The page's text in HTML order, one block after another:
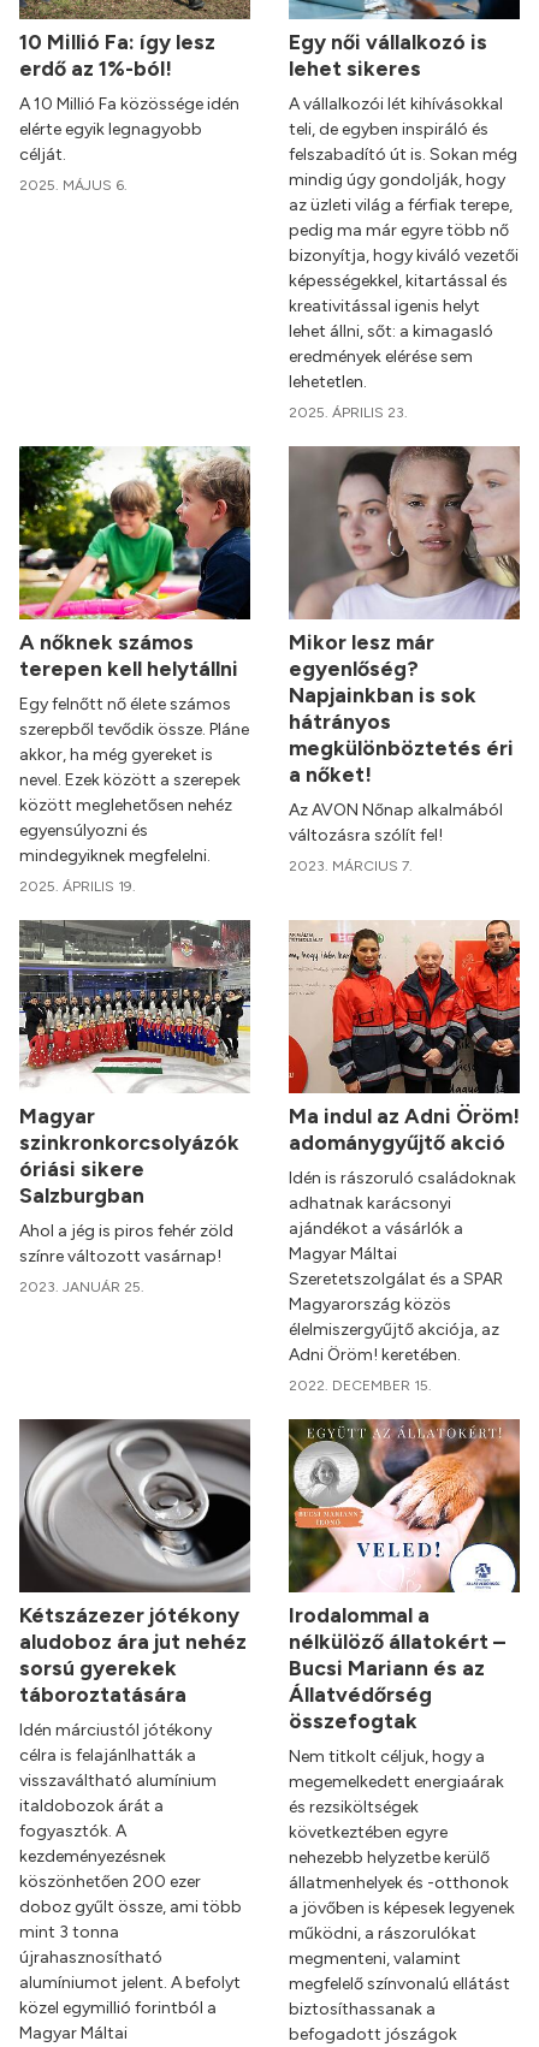
10 Millió Fa: így lesz
erdő az 1%-ból!
A 10 Millió Fa közössége idén
elérte egyik legnagyobb
célját.
2025. MÁJUS 6.
Egy női vállalkozó is
lehet sikeres
A vállalkozói lét kihívásokkal
teli, de egyben inspiráló és
felszabadító út is. Sokan még
mindig úgy gondolják, hogy
az üzleti világ a férfiak terepe,
pedig ma már egyre több nő
bizonyítja, hogy kiváló vezetői
képességekkel, kitartással és
kreativitással igenis helyt
lehet állni, sőt: a kimagasló
eredmények elérése sem
lehetetlen.
2025. ÁPRILIS 23.
A nőknek számos
terepen kell helytállni
Egy felnőtt nő élete számos
szerepből tevődik össze. Pláne
akkor, ha még gyereket is
nevel. Ezek között a szerepek
között meglehetősen nehéz
egyensúlyozni és
mindegyiknek megfelelni.
2025. ÁPRILIS 19.
Mikor lesz már
egyenlőség?
Napjainkban is sok
hátrányos
megkülönböztetés éri
a nőket!
Az AVON Nőnap alkalmából
változásra szólít fel!
2023. MÁRCIUS 7.
Magyar
szinkronkorcsolyázók
óriási sikere
Salzburgban
Ahol a jég is piros fehér zöld
színre változott vasárnap!
2023. JANUÁR 25.
Ma indul az Adni Öröm!
adománygyűjtő akció
Idén is rászoruló családoknak
adhatnak karácsonyi
ajándékot a vásárlók a
Magyar Máltai
Szeretetszolgálat és a SPAR
Magyarország közös
élelmiszergyűjtő akciója, az
Adni Öröm! keretében.
2022. DECEMBER 15.
Kétszázezer jótékony
aludoboz ára jut nehéz
sorsú gyerekek
táboroztatására
Idén márciustól jótékony
célra is felajánlhatták a
visszaváltható alumínium
italdobozok árát a
fogyasztók. A
kezdeményezésnek
köszönhetően 200 ezer
doboz gyűlt össze, ami több
mint 3 tonna
újrahasznosítható
alumíniumot jelent. A befolyt
közel egymillió forintból a
Magyar Máltai
Irodalommal a
nélkülöző állatokért –
Bucsi Mariann és az
Állatvédőrség
összefogtak
Nem titkolt céljuk, hogy a
megemelkedett energiaárak
és rezsiköltségek
következtében egyre
nehezebb helyzetbe kerülő
állatmenhelyek és -otthonok
a jövőben is képesek legyenek
működni, a rászorulókat
megmenteni, valamint
megfelelő színvonalú ellátást
biztosíthassanak a
befogadott jószágok